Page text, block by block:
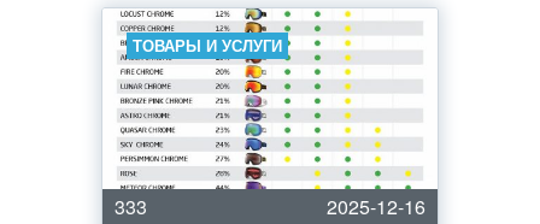
ТОВАРЫ И УСЛУГИ
333
2025-12-16